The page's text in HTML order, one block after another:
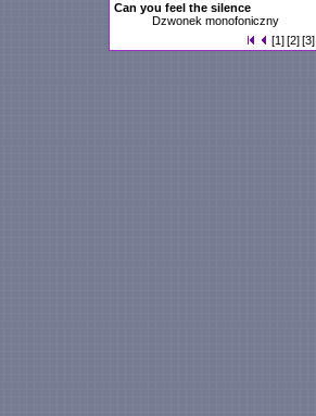
Can you feel the silence
Dzwonek monofoniczny
[1][2][3]